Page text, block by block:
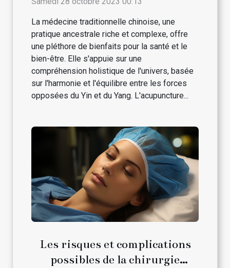
La médecine traditionnelle chinoise, une
pratique ancestrale riche et complexe, offre
une pléthore de bienfaits pour la santé et le
bien-être. Elle s'appuie sur une
compréhension holistique de l'univers, basée
sur l'harmonie et l'équilibre entre les forces
opposées du Yin et du Yang. L'acupuncture...
Les risques et complications
possibles de la chirurgie